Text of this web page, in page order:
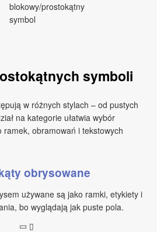
blokowy/prostokątny
symbol
symboli
w różnych stylach – od pustych
na kategorie ułatwia wybór
obramowań i tekstowych
obrysowane
używane są jako ramki, etykiety i
bo wyglądają jak puste pola.
▭ ▯